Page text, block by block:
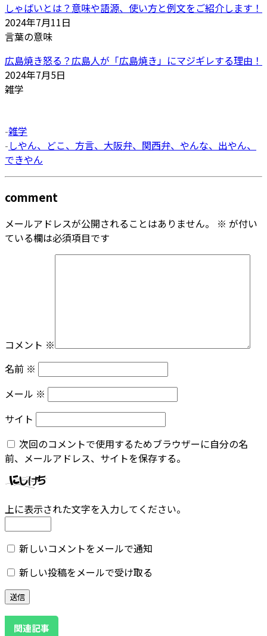
しゃばいとは？意味や語源、使い方と例文をご紹介します！
2024年7月11日
言葉の意味
広島焼き怒る？広島人が「広島焼き」にマジギレする理由！
2024年7月5日
雑学
-雑学
-しやん、どこ、方言、大阪弁、関西弁、やんな、出やん、
できやん
comment
メールアドレスが公開されることはありません。 ※ が付い
ている欄は必須項目です
コメント ※
名前 ※
メール ※
サイト
次回のコメントで使用するためブラウザーに自分の名
前、メールアドレス、サイトを保存する。
上に表示された文字を入力してください。
新しいコメントをメールで通知
新しい投稿をメールで受け取る
関連記事